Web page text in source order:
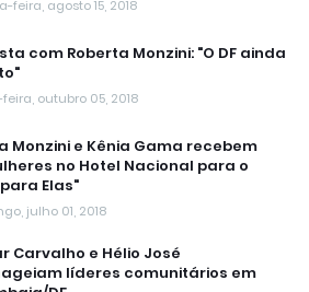
feira, agosto 15, 2018
com Roberta Monzini: "O DF ainda
outubro 05, 2018
Monzini e Kênia Gama recebem
no Hotel Nacional para o
Elas"
julho 01, 2018
Carvalho e Hélio José
líderes comunitários em